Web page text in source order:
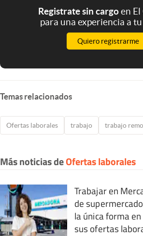
Registrate sin cargoen
para una experiencia a
Quiero registrarme
Temas relacionados
Ofertas laborales trabajo trabajo
Más noticias deOfertas laborales
Trabajar en
de
la única forma
sus ofertas